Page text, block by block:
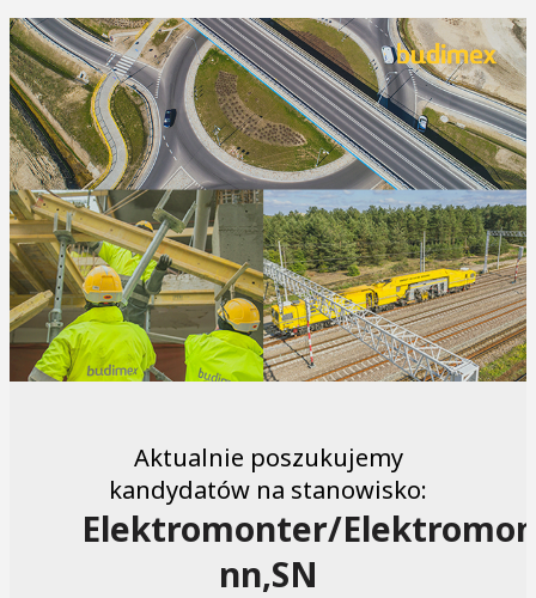
Aktualnie poszukujemy
kandydatów na stanowisko:
Elektromonter/
nn,SN